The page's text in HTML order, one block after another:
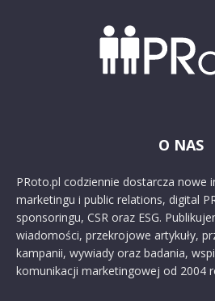
O NAS
PRoto.pl codziennie dostarcza nowe
marketingu i public relations, digital
sponsoringu, CSR oraz ESG.
wiadomości, przekrojowe artykuły,
kampanii, wywiady oraz badania,
komunikacji marketingowej od 2004